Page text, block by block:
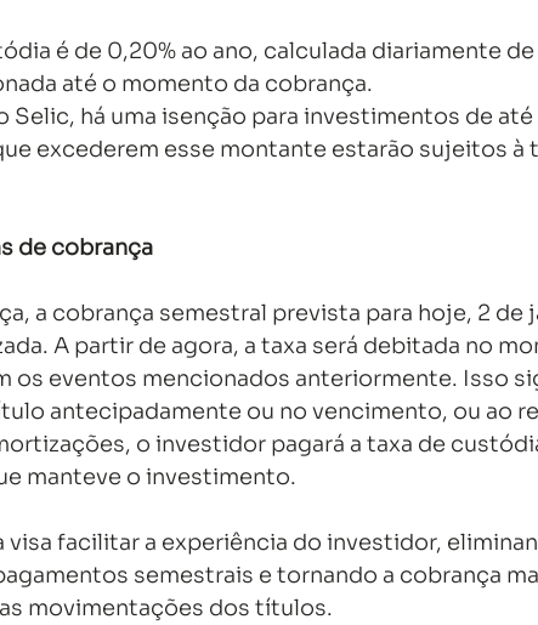
é de 0,20% ao ano, calculada diariamente
até o momento da cobrança.
Selic, há uma isenção para investimentos de
excederem esse montante estarão sujeitos à
de cobrança
a cobrança semestral prevista para hoje, 2 de
A partir de agora, a taxa será debitada no
os eventos mencionados anteriormente. Isso
antecipadamente ou no vencimento, ou ao
o investidor pagará a taxa de
manteve o investimento.
visa facilitar a experiência do investidor,
semestrais e tornando a cobrança
movimentações dos títulos.